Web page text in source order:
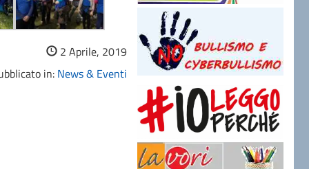
2 Aprile, 2019
in: News & Eventi